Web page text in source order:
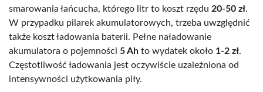
smarowania łańcucha, którego litr to koszt rzędu 20-50 zł.
W przypadku pilarek akumulatorowych, trzeba uwzględnić
także koszt ładowania baterii. Pełne naładowanie
akumulatora o pojemności 5 Ah to wydatek około 1-2 zł.
Częstotliwość ładowania jest oczywiście uzależniona od
intensywności użytkowania piły.